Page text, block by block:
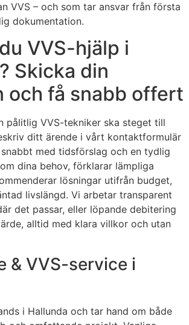
VVS – och som tar ansvar från första
dokumentation.
VVS-hjälp i
Skicka din
och få snabb offert
pålitlig VVS-tekniker ska steget till
ditt ärende i vårt kontaktformulär
med tidsförslag och en tydlig
dina behov, förklarar lämpliga
lösningar utifrån budget,
livslängd. Vi arbetar transparent
det passar, eller löpande debitering
alltid med klara villkor och utan
& VVS-service i
i Hallunda och tar hand om både